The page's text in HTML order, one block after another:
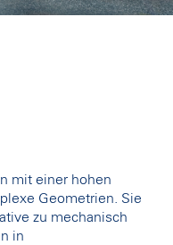
mit einer hohen
Geometrien. Sie
zu mechanisch
in